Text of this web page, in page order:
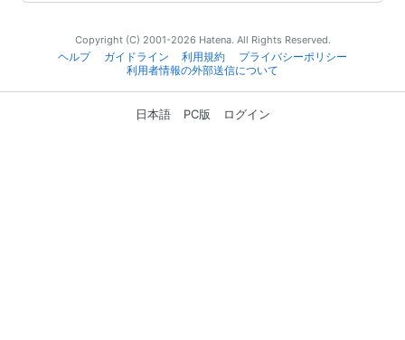
Copyright (C) 2001-2026 Hatena. All Rights Reserved.
ヘルプ
ガイドライン 利用規約
プライバシーポリシー
利用者情報の外部送信について
日本語 PC版 ログイン